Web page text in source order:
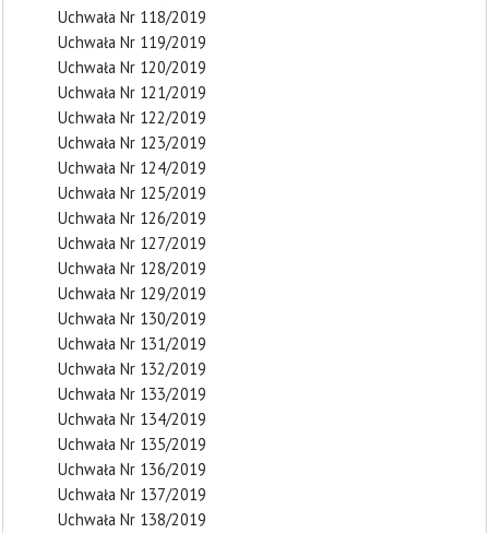
Uchwała Nr 118/2019
Uchwała Nr 119/2019
Uchwała Nr 120/2019
Uchwała Nr 121/2019
Uchwała Nr 122/2019
Uchwała Nr 123/2019
Uchwała Nr 124/2019
Uchwała Nr 125/2019
Uchwała Nr 126/2019
Uchwała Nr 127/2019
Uchwała Nr 128/2019
Uchwała Nr 129/2019
Uchwała Nr 130/2019
Uchwała Nr 131/2019
Uchwała Nr 132/2019
Uchwała Nr 133/2019
Uchwała Nr 134/2019
Uchwała Nr 135/2019
Uchwała Nr 136/2019
Uchwała Nr 137/2019
Uchwała Nr 138/2019